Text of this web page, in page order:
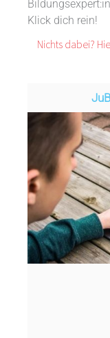
Klick dich rein!
Nichts dabei?